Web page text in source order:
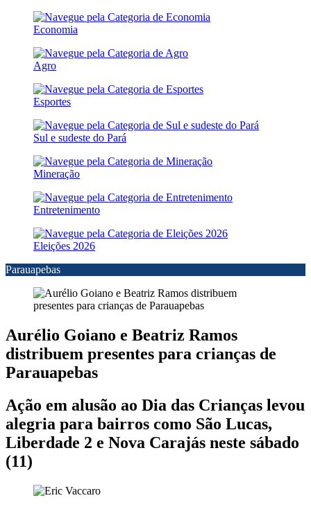
Economia
Agro
Esportes
Sul e sudeste do Pará
Mineração
Entretenimento
Eleições 2026
Parauapebas
Aurélio Goiano e Beatriz Ramos
distribuem presentes para crianças de
Parauapebas
Ação em alusão ao Dia das Crianças levou
alegria para bairros como São Lucas,
Liberdade 2 e Nova Carajás neste sábado
(11)